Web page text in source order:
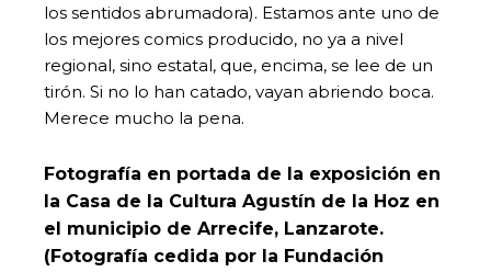
los sentidos abrumadora). Estamos ante uno de
los mejores comics producido, no ya a nivel
regional, sino estatal, que, encima, se lee de un
tirón. Si no lo han catado, vayan abriendo boca.
Merece mucho la pena.
Fotografía en portada de la exposición en
la Casa de la Cultura Agustín de la Hoz en
el municipio de Arrecife, Lanzarote.
(Fotografía cedida por la Fundación